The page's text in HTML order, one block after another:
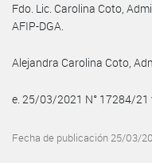
Fdo. Lic. Carolina Coto,
AFIP-DGA.
Alejandra Carolina Coto,
e. 25/03/2021 N° 17284/21
Fecha de publicación 25/03/